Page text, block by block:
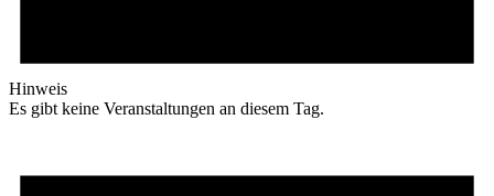
Hinweis
Es gibt keine Veranstaltungen an diesem Tag.